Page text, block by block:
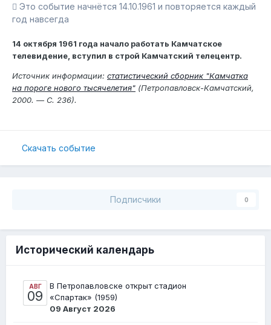
Это событие начнётся 14.10.1961 и повторяется каждый
год навсегда
14 октября 1961 года начало работать Камчатское
телевидение, вступил в строй Камчатский телецентр.
Источник информации: статистический сборник "Камчатка
на пороге нового тысячелетия" (Петропавловск-Камчатский,
2000. — С. 236).
Скачать событие
Подписчики 0
Исторический календарь
АВГ
09
В Петропавловске открыт стадион
«Спартак» (1959)
09 Август 2026